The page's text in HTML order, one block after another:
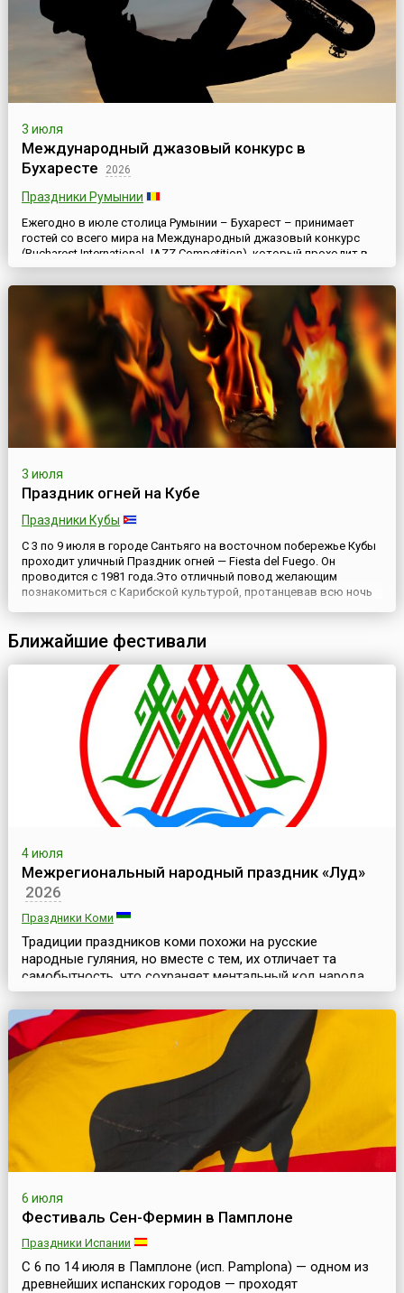
3 июля
Международный джазовый конкурс в
Бухаресте
2026
Праздники Румынии
Ежегодно в июле столица Румынии – Бухарест – принимает
гостей со всего мира на Международный джазовый конкурс
(Bucharest International JAZZ Competition), который проходит в
течение недели, в рамках большого музыкального фестиваля
EUROPAfest, ставшего в последние годы визитной карточкой
страны.Особенность EUROPAfest, что делает его уникальным в
Европе, в том, что он посвящён четырем музыкальным...
3 июля
Праздник огней на Кубе
Праздники Кубы
С 3 по 9 июля в городе Сантьяго на восточном побережье Кубы
проходит уличный Праздник огней — Fiesta del Fuego. Он
проводится с 1981 года.Это отличный повод желающим
познакомиться с Карибской культурой, протанцевав всю ночь
«первый город революции». Как и все хорошие
революционеры, ...
Ближайшие фестивали
4 июля
Межрегиональный народный праздник «Луд»
2026
Праздники Коми
Традиции праздников коми похожи на русские
народные гуляния, но вместе с тем, их отличает та
самобытность, что сохраняет ментальный код народа,
их представления о мироздании. Перед началом
сенокосной страды, в первые выходные июля, в
междуречье рек Ижма и Курья собираются коми-
ижемцы на народные гулянья – праздник «Луд»,
который проходит на заливных лугах левого берега реки
Ижмы, села Ижма Иже...
6 июля
Фестиваль Сен-Фермин в Памплоне
Праздники Испании
С 6 по 14 июля в Памплоне (исп. Pamplona) — одном из
древнейших испанских городов — проходят